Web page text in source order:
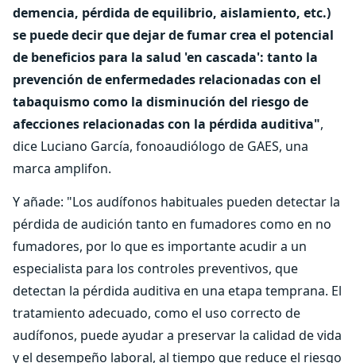
demencia, pérdida de equilibrio, aislamiento, etc.)
se puede decir que dejar de fumar crea el potencial
de beneficios para la salud 'en cascada': tanto la
prevención de enfermedades relacionadas con el
tabaquismo como la disminución del riesgo de
afecciones relacionadas con la pérdida auditiva",
dice Luciano García, fonoaudiólogo de GAES, una
marca amplifon.
Y añade: "Los audífonos habituales pueden detectar la
pérdida de audición tanto en fumadores como en no
fumadores, por lo que es importante acudir a un
especialista para los controles preventivos, que
detectan la pérdida auditiva en una etapa temprana. El
tratamiento adecuado, como el uso correcto de
audífonos, puede ayudar a preservar la calidad de vida
y el desempeño laboral, al tiempo que reduce el riesgo